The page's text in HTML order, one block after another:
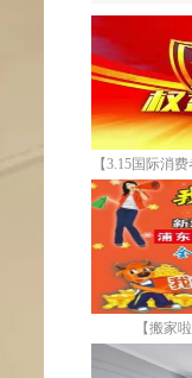
【3.15国际消
【搬家